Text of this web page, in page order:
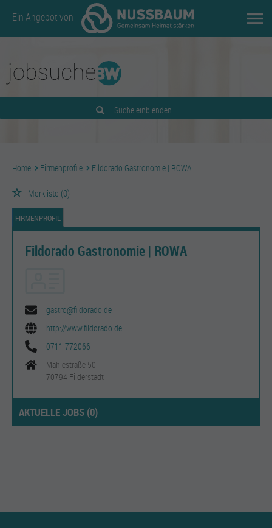
Ein Angebot von
Suche einblenden
Home Firmenprofile Fildorado Gastronomie | ROWA
Merkliste (0)
FIRMENPROFIL
Fildorado Gastronomie | ROWA
gastro@fildorado.de
http://www.fildorado.de
0711 772066
Mahlestraße 50
70794 Filderstadt
AKTUELLE JOBS (0)